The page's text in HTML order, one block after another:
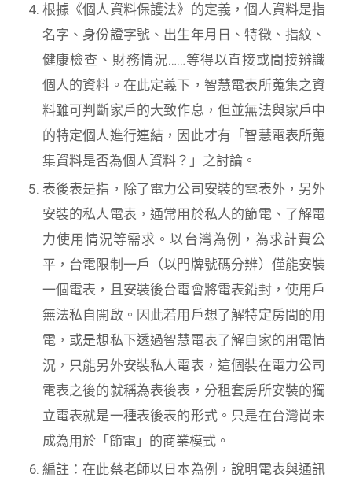
根據《個人資料保護法》的定義，個人資料是指
名字、身份證字號、出生年月日、特徵、指紋、
健康檢查、財務情況……等得以直接或間接辨識
個人的資料。在此定義下，智慧電表所蒐集之資
料雖可判斷家戶的大致作息，但並無法與家戶中
的特定個人進行連結，因此才有「智慧電表所蒐
集資料是否為個人資料？」之討論。
表後表是指，除了電力公司安裝的電表外，另外
安裝的私人電表，通常用於私人的節電、了解電
力使用情況等需求。以台灣為例，為求計費公
平，台電限制一戶（以門牌號碼分辨）僅能安裝
一個電表，且安裝後台電會將電表鉛封，使用戶
無法私自開啟。因此若用戶想了解特定房間的用
電，或是想私下透過智慧電表了解自家的用電情
況，只能另外安裝私人電表，這個裝在電力公司
電表之後的就稱為表後表，分租套房所安裝的獨
立電表就是一種表後表的形式。只是在台灣尚未
成為用於「節電」的商業模式。
編註：在此蔡老師以日本為例，說明電表與通訊